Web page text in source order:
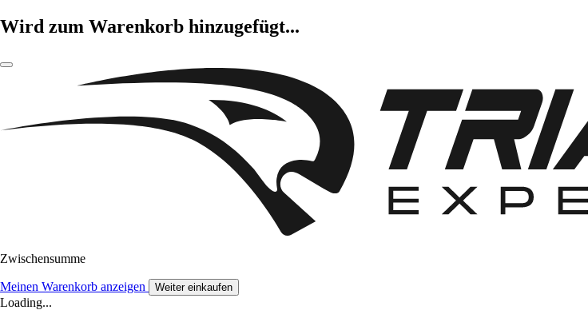
Wird zum Warenkorb hinzugefügt...
Zwischensumme
Meinen Warenkorb anzeigen Weiter einkaufen
Loading...